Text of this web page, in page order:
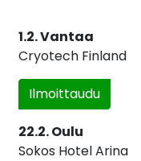
1.2. Vantaa
Cryotech Finland
Ilmoittaudu
22.2. Oulu
Sokos Hotel Arina